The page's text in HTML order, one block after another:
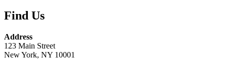
Find Us
Address
123 Main Street
New York, NY 10001